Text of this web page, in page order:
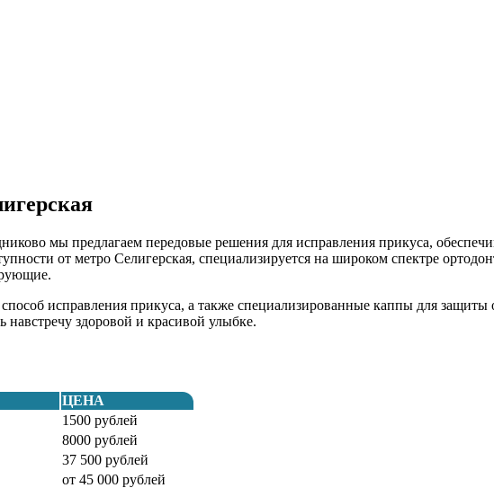
мы предлагаем передовые решения для исправления прикуса,
от метро Селигерская, специализируется на широком спектре
исправления прикуса, а также специализированные каппы для защиты
здоровой и красивой улыбке.
ЦЕНА
1500 рублей
8000 рублей
37 500 рублей
от 45 000 рублей